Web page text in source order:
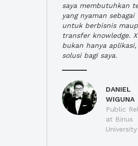
saya membutuhkan
yang nyaman sebagai
untuk berbisnis
transfer knowledge.
bukan hanya
solusi bagi saya.
DANIEL
WIGUNA
Public
at Binus
University